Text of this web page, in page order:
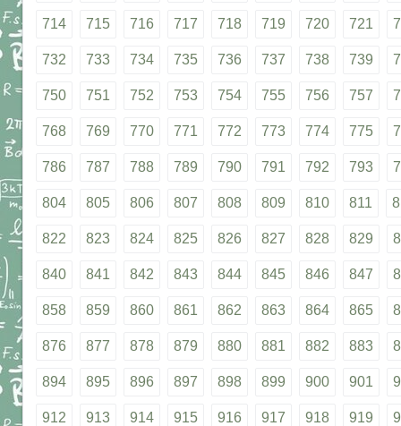
714 715 716 717 718 719 720 721
732 733 734 735 736 737 738 739
750 751 752 753 754 755 756 757
768 769 770 771 772 773 774 775
786 787 788 789 790 791 792 793
804 805 806 807 808 809 810 811
822 823 824 825 826 827 828 829
840 841 842 843 844 845 846 847
858 859 860 861 862 863 864 865
876 877 878 879 880 881 882 883
894 895 896 897 898 899 900 901
912 913 914 915 916 917 918 919